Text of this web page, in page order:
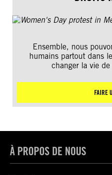
Ensemble, nous
humains partout dans
changer la vie
FAIRE
À PROPOS DE NOUS